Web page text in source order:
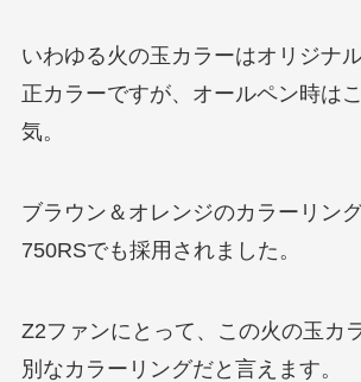
いわゆる火の玉カラーはオリジナ
正カラーですが、オールペン時は
気。
ブラウン＆オレンジのカラーリン
750RSでも採用されました。
Z2ファンにとって、この火の玉カ
別なカラーリングだと言えます。